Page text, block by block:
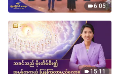
6:05
15:11